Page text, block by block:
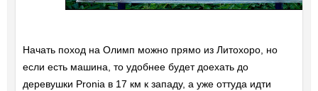
Начать поход на Олимп можно прямо из Литохоро, но
если есть машина, то удобнее будет доехать до
деревушки Pronia в 17 км к западу, а уже оттуда идти